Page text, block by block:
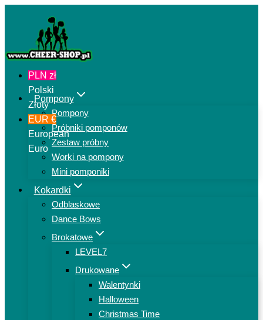
Pompony
Pompony
Próbniki pomponów
Zestaw próbny
Worki na pompony
Mini pomponiki
Kokardki
Odblaskowe
Dance Bows
Brokatowe
LEVEL7
Drukowane
Walentynki
Halloween
Christmas Time
PLN zł
Polski
Złoty
EUR €
European
Euro